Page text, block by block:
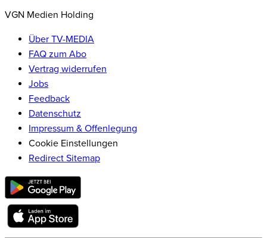
VGN Medien Holding
Über TV-MEDIA
FAQ zum Abo
Vertrag widerrufen
Jobs
Feedback
Datenschutz
Impressum & Offenlegung
Cookie Einstellungen
Redirect Sitemap